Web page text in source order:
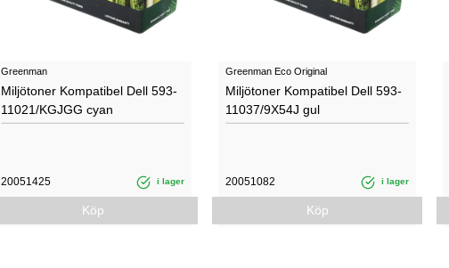
Greenman
Miljötoner Kompatibel Dell 593-
11021/KGJGG cyan
20051425 i lager
Köp
Greenman Eco Original
Miljötoner Kompatibel Dell 593-
11037/9X54J gul
20051082 i lager
Köp